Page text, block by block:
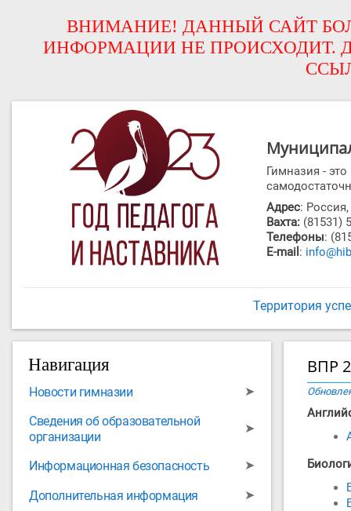
ВНИМАНИЕ! ДАННЫЙ САЙТ
ИНФОРМАЦИИ НЕ ПРОИСХОДИТ.
Гимназия -
Адрес:
Вахта: (81531)
Телефоны:
E-mail :
Территория
Навигация
Новости гимназии
➤
Сведения об образовательной
организации
➤
Информационная безопасность ➤
Дополнительная информация
➤
ВПР